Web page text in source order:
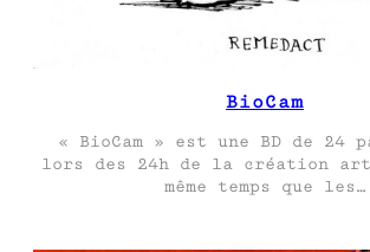
BioCam
« BioCam » est une BD de 24
lors des 24h de la création
même temps que les…